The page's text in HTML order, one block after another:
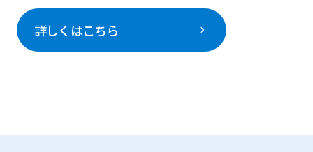
詳しくはこちら chevron_right